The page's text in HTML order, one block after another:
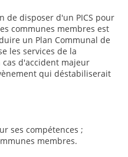
de disposer d'un PICS pour
communes membres est
un Plan Communal de
les services de la
d'accident majeur
qui déstabiliserait
ses compétences ;
membres.